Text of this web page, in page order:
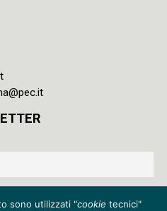
sono utilizzati "cookie tecnici"